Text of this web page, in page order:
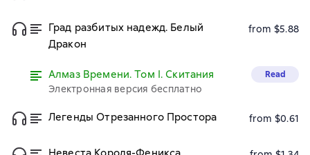
Град разбитых надежд. Белый
Дракон
from $5.88
Алмаз Времени. Том I. Скитания
Электронная версия бесплатно
Read
Легенды Отрезанного Простора from $0.61